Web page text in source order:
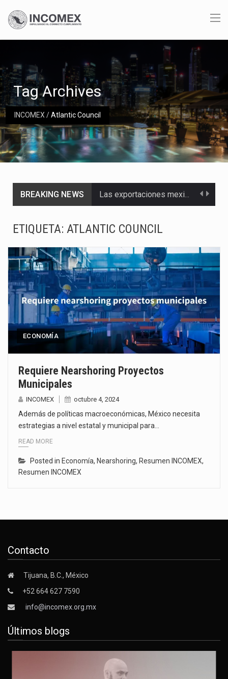
INCOMEX/Atlantic Council
Tag Archives
BREAKING NEWS Las exportaciones mexicanas de vehículos ligeros disminuyeron 9.67 % en julio a tasa anual, alcanzando…
Solo el 17.8 % de las empresas en México se considera totalmente preparada para la…
Ante la suspensión temporal de las inspecciones sanitarias del Departamento de Agricultura de Estados Unidos…
Los créditos fiscales determinados a empresas IMMEX rara vez nacen de una interpretación equivocada de…
La industria automotriz mexicana concentra más de la mitad de las quejas bajo el Mecanismo…
ETIQUETA: ATLANTIC COUNCIL
ECONOMÍA
Requiere Nearshoring Proyectos
Municipales
INCOMEX octubre 4, 2024
Además de políticas macroeconómicas, México necesita
estrategias a nivel estatal y municipal para…
READ MORE
Posted in Economía, Nearshoring, Resumen INCOMEX,
Resumen INCOMEX
Contacto
Tijuana, B.C., México
+52 664 627 7590
info@incomex.org.mx
Últimos blogs